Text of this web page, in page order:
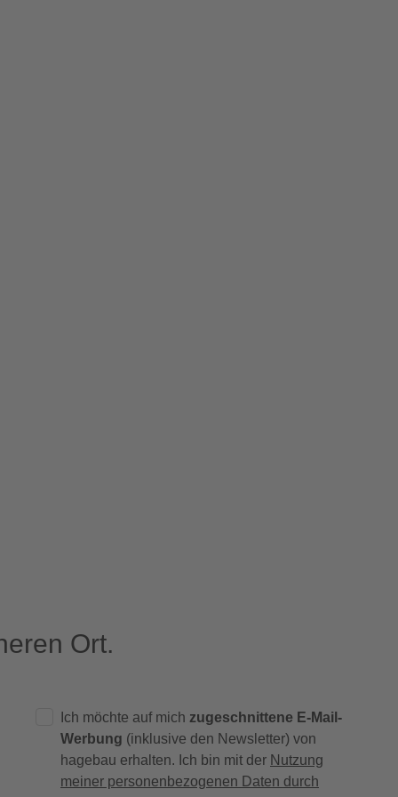
Ort.
Ich möchte auf mich zugeschnittene E-Mail-
Werbung (inklusive den Newsletter) von
hagebau erhalten. Ich bin mit der Nutzung
meiner personenbezogenen Daten durch